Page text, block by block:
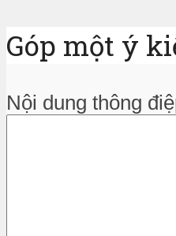
Góp một ý
Nội dung thông